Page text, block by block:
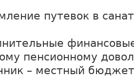
путевок в
пенсионному
– местный